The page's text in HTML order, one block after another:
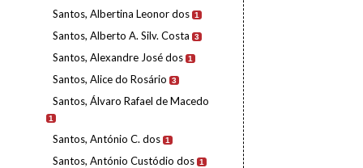
Santos, Albertina Leonor dos 1
Santos, Alberto A. Silv. Costa 3
Santos, Alexandre José dos 1
Santos, Alice do Rosário 3
Santos, Álvaro Rafael de Macedo
1
Santos, António C. dos 1
Santos, António Custódio dos 1